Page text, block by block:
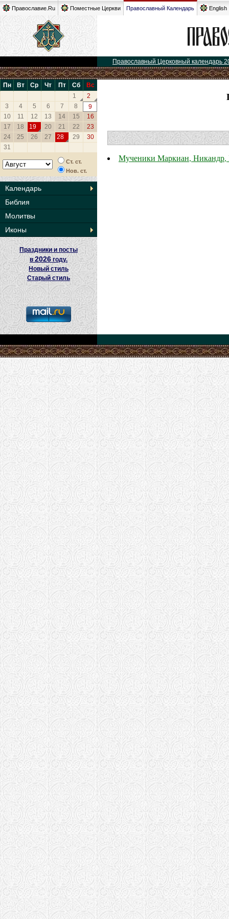
Православие.Ru Поместные Церкви Православный Календарь English
Православный Церковный календарь
Пн Вт Ср Чт Пт Сб
Вс
1
2
3
4 5 6 7 8
9
10
11 12 13 14 15
16
17
18 19 20 21 22
23
24
25 26 27 28 29
30
31
Ст. ст.
Нов. ст.
Календарь
Библия
Молитвы
Иконы
Праздники и посты
в2026 году.
Новый стиль
Старый стиль
Мученики Маркиан,